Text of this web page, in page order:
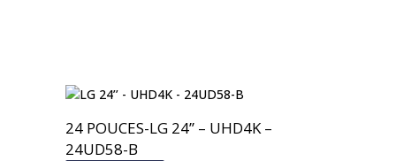
24 POUCES-LG 24’’ – UHD4K –
24UD58-B